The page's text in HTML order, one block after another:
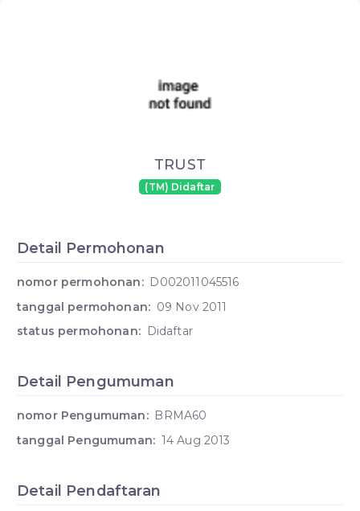
TRUST
(TM) Didaftar
Detail Permohonan
nomor permohonan: D002011045516
tanggal permohonan: 09 Nov 2011
status permohonan: Didaftar
Detail Pengumuman
nomor Pengumuman: BRMA60
tanggal Pengumuman: 14 Aug 2013
Detail Pendaftaran